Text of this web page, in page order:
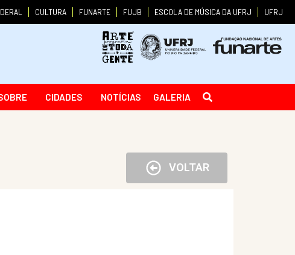
CULTURA FUNARTE FUJB ESCOLA DE MÚSICA DA UFRJ UFRJ
CIDADES NOTÍCIAS GALERIA
VOLTAR